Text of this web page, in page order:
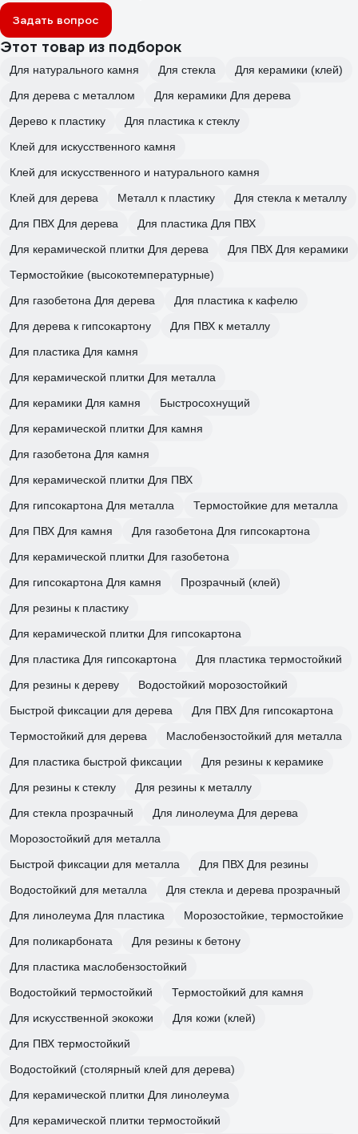
Задать вопрос
Этот товар из подборок
Для натурального камня Для стекла
Для керамики (клей)
Для дерева с металлом
Для керамики Для дерева
Дерево к пластику
Для пластика к стеклу
Клей для искусственного камня
Клей для искусственного и натурального камня
Клей для дерева
Металл к пластику
Для стекла к металлу
Для ПВХ Для дерева
Для пластика Для ПВХ
Для керамической плитки Для дерева
Для ПВХ Для керамики
Термостойкие (высокотемпературные)
Для газобетона Для дерева
Для пластика к кафелю
Для дерева к гипсокартону
Для ПВХ к металлу
Для пластика Для камня
Для керамической плитки Для металла
Для керамики Для камня
Быстросохнущий
Для керамической плитки Для камня
Для газобетона Для камня
Для керамической плитки Для ПВХ
Для гипсокартона Для металла
Термостойкие для металла
Для ПВХ Для камня
Для газобетона Для гипсокартона
Для керамической плитки Для газобетона
Для гипсокартона Для камня
Прозрачный (клей)
Для резины к пластику
Для керамической плитки Для гипсокартона
Для пластика Для гипсокартона
Для пластика термостойкий
Для резины к дереву
Водостойкий морозостойкий
Быстрой фиксации для дерева
Для ПВХ Для гипсокартона
Термостойкий для дерева
Маслобензостойкий для металла
Для пластика быстрой фиксации
Для резины к керамике
Для резины к стеклу
Для резины к металлу
Для стекла прозрачный
Для линолеума Для дерева
Морозостойкий для металла
Быстрой фиксации для металла
Для ПВХ Для резины
Водостойкий для металла
Для стекла и дерева прозрачный
Для линолеума Для пластика
Морозостойкие, термостойкие
Для поликарбоната
Для резины к бетону
Для пластика маслобензостойкий
Водостойкий термостойкий
Термостойкий для камня
Для искусственной экокожи
Для кожи (клей)
Для ПВХ термостойкий
Водостойкий (столярный клей для дерева)
Для керамической плитки Для линолеума
Для керамической плитки термостойкий